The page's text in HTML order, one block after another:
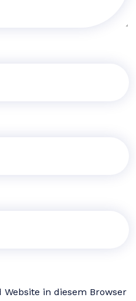
in diesem Browser